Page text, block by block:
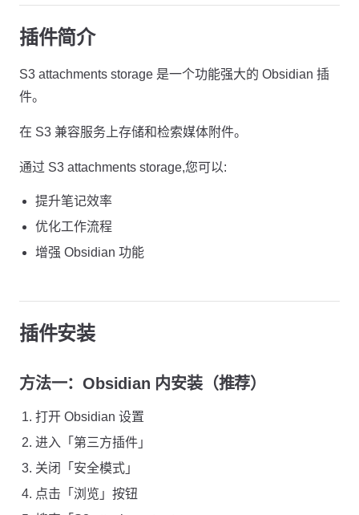
插件简介
S3 attachments storage 是一个功能强大的 Obsidian 插
件。
在 S3 兼容服务上存储和检索媒体附件。
通过 S3 attachments storage,您可以:
提升笔记效率
优化工作流程
增强 Obsidian 功能
插件安装
方法一：Obsidian 内安装（推荐）
打开 Obsidian 设置
进入「第三方插件」
关闭「安全模式」
点击「浏览」按钮